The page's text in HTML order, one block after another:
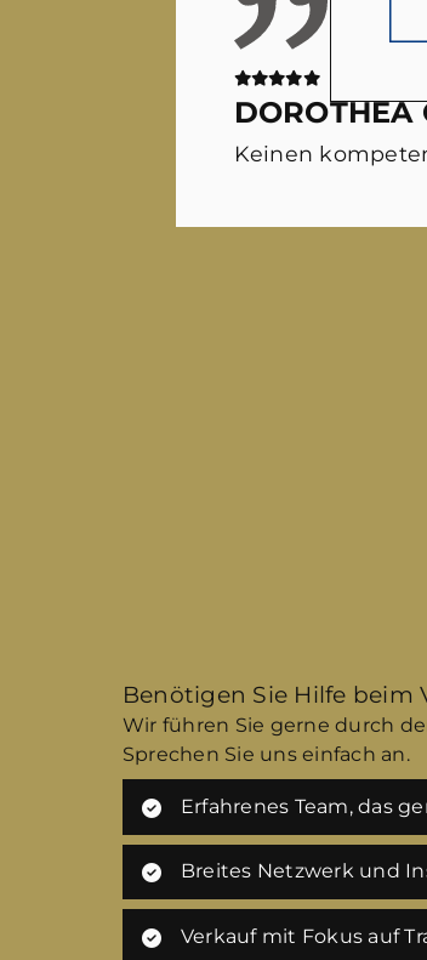
DOROTHEA
Keinen
Benötigen Sie Hilfe beim
Wir führen Sie gerne durch
Sprechen Sie uns einfach an.
Erfahrenes Team, das
Breites Netzwerk und
Verkauf mit Fokus auf